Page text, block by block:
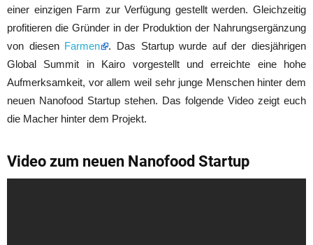
einer einzigen Farm zur Verfügung gestellt werden. Gleichzeitig
profitieren die Gründer in der Produktion der Nahrungsergänzung
von diesen Farmen
. Das Startup wurde auf der diesjährigen
Global Summit in Kairo vorgestellt und erreichte eine hohe
Aufmerksamkeit, vor allem weil sehr junge Menschen hinter dem
neuen Nanofood Startup stehen. Das folgende Video zeigt euch
die Macher hinter dem Projekt.
Video zum neuen Nanofood Startup